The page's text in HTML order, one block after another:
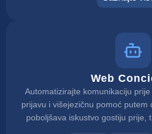
Web
Automatizirajte komunikaciju
prijavu i višejezičnu pomoć putem
poboljšava iskustvo gostiju prije,